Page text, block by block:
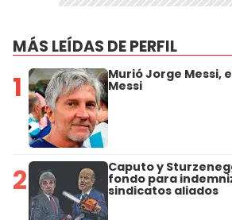
MÁS LEÍDAS DE PERFIL
1 Murió Jorge Messi,
Messi
2 Caputo y
fondo para
sindicatos aliados